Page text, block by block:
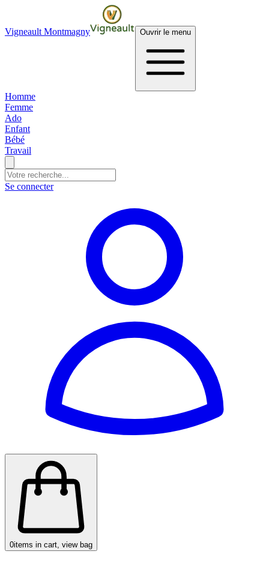
Vigneault Montmagny Ouvrir le menu
Homme
Femme
Ado
Enfant
Bébé
Travail
Se connecter
0items in cart, view bag